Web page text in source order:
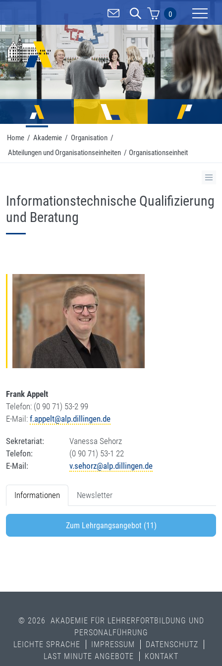
0
Home / Akademie / Organisation /
Abteilungen und Organisationseinheiten / Organisationseinheit
Informationstechnische Qualifizierung
und Beratung
Frank Appelt
Telefon: (0 90 71) 53-2 99
E-Mail: f.appelt@alp.dillingen.de
Sekretariat:
Vanessa Sehorz
Telefon:
(0 90 71) 53-1 22
E-Mail:
v.sehorz@alp.dillingen.de
Informationen Newsletter
Zum Lehrgangsangebot (11)
© 2026 AKADEMIE FÜR LEHRERFORTBILDUNG UND
PERSONALFÜHRUNG
LEICHTE SPRACHE
IMPRESSUM
DATENSCHUTZ
LAST MINUTE ANGEBOTE
KONTAKT